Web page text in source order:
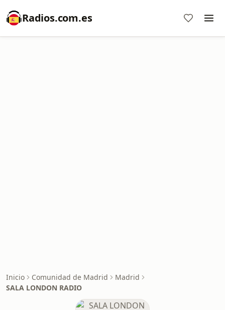
Radios.com.es
Inicio Comunidad de Madrid
Madrid
SALA LONDON RADIO